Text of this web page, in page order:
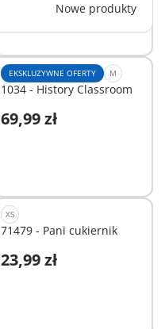
Nowe produkty
EKSKLUZYWNE OFERTY M
1034 - History Classroom
69,99 zł
Dodaj do koszyka
XS
71479 - Pani cukiernik
23,99 zł
Dodaj do koszyka